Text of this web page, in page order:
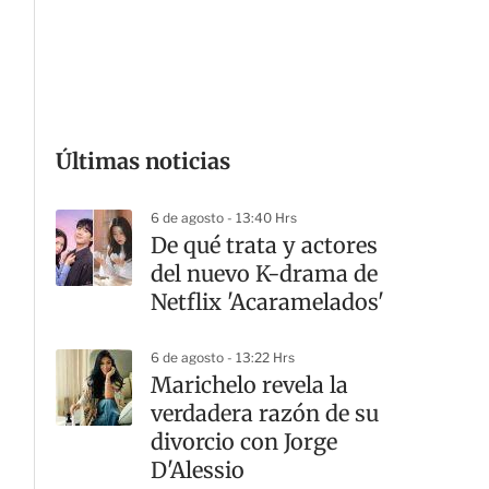
Últimas noticias
6 de agosto - 13:40 Hrs
De qué trata y actores
del nuevo K-drama de
Netflix 'Acaramelados'
6 de agosto - 13:22 Hrs
Marichelo revela la
verdadera razón de su
divorcio con Jorge
D'Alessio